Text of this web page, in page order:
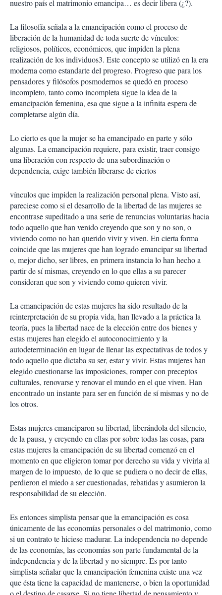
nuestro país el matrimonio emancipa… es decir libera (¿?).
La filosofía señala a la emancipación como el proceso de
liberación de la humanidad de toda suerte de vínculos:
religiosos, políticos, económicos, que impiden la plena
realización de los individuos3. Este concepto se utilizó en la era
moderna como estandarte del progreso. Progreso que para los
pensadores y filósofos posmodernos se quedó en proceso
incompleto, tanto como incompleta sigue la idea de la
emancipación femenina, esa que sigue a la infinita espera de
completarse algún día.
Lo cierto es que la mujer se ha emancipado en parte y sólo
algunas. La emancipación requiere, para existir, traer consigo
una liberación con respecto de una subordinación o
dependencia, exige también liberarse de ciertos
vínculos que impiden la realización personal plena. Visto así,
pareciese como si el desarrollo de la libertad de las mujeres se
encontrase supeditado a una serie de renuncias voluntarias hacia
todo aquello que han venido creyendo que son y no son, o
viviendo como no han querido vivir y viven. En cierta forma
coincide que las mujeres que han logrado emancipar su libertad
o, mejor dicho, ser libres, en primera instancia lo han hecho a
partir de sí mismas, creyendo en lo que ellas a su parecer
consideran que son y viviendo como quieren vivir.
La emancipación de estas mujeres ha sido resultado de la
reinterpretación de su propia vida, han llevado a la práctica la
teoría, pues la libertad nace de la elección entre dos bienes y
estas mujeres han elegido el autoconocimiento y la
autodeterminación en lugar de llenar las expectativas de todos y
todo aquello que dictaba su ser, estar y vivir. Estas mujeres han
elegido cuestionarse las imposiciones, romper con preceptos
culturales, renovarse y renovar el mundo en el que viven. Han
encontrado un instante para ser en función de sí mismas y no de
los otros.
Estas mujeres emanciparon su libertad, liberándola del silencio,
de la pausa, y creyendo en ellas por sobre todas las cosas, para
estas mujeres la emancipación de su libertad comenzó en el
momento en que eligieron tomar por derecho su vida y vivirla al
margen de lo impuesto, de lo que se pudiera o no decir de ellas,
perdieron el miedo a ser cuestionadas, rebatidas y asumieron la
responsabilidad de su elección.
Es entonces simplista pensar que la emancipación es cosa
únicamente de las economías personales o del matrimonio, como
si un contrato te hiciese madurar. La independencia no depende
de las economías, las economías son parte fundamental de la
independencia y de la libertad y no siempre. Es por tanto
simplista señalar que la emancipación femenina existe una vez
que ésta tiene la capacidad de mantenerse, o bien la oportunidad